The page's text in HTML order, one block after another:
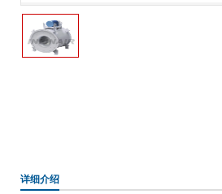
详细介绍